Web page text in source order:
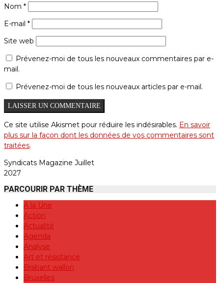
Nom *
E-mail *
Site web
Prévenez-moi de tous les nouveaux commentaires par e-
mail.
Prévenez-moi de tous les nouveaux articles par e-mail.
Ce site utilise Akismet pour réduire les indésirables. En savoir
plus sur la façon dont les données de vos commentaires sont
traitées.
Syndicats Magazine Juillet
2027
PARCOURIR PAR THÈME
A la Une
Action
Actualité
Agenda
Analyse
Art et résistance
Brabant wallon
Bruxelles